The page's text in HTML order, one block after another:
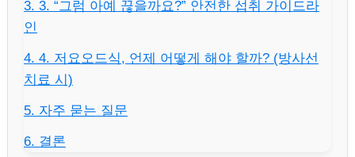
3. 3. “그럼 아예 끊을까요?” 안전한 섭취 가이드라
인
4. 4. 저요오드식, 언제 어떻게 해야 할까? (방사선
치료 시)
5. 자주 묻는 질문
6. 결론